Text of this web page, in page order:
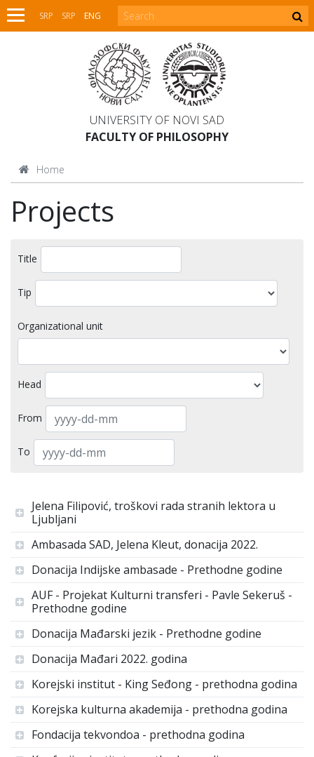
SRP SRP ENG
UNIVERSITY OF NOVI SAD
FACULTY OF PHILOSOPHY
Home
Projects
Title
Tip
Organizational unit
Head
From
To
Jelena Filipović, troškovi rada stranih lektora u
Ljubljani
Ambasada SAD, Jelena Kleut, donacija 2022.
Donacija Indijske ambasade - Prethodne godine
AUF - Projekat Kulturni transferi - Pavle Sekeruš -
Prethodne godine
Donacija Mađarski jezik - Prethodne godine
Donacija Mađari 2022. godina
Korejski institut - King Seđong - prethodna godina
Korejska kulturna akademija - prethodna godina
Fondacija tekvondoa - prethodna godina